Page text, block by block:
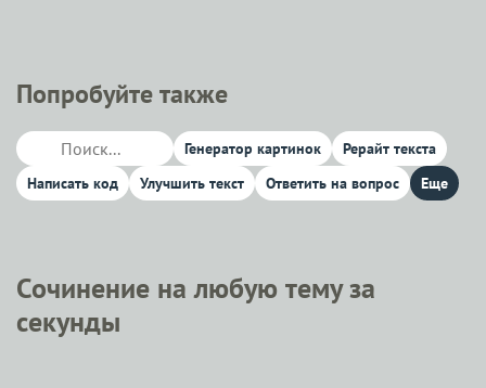
Попробуйте также
Генератор картинок
Рерайт текста
Написать код
Улучшить текст Ответить на вопрос Еще
Сочинение на любую тему за
секунды